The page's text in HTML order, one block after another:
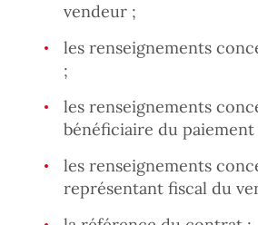
vendeur ;
les renseignements
;
les renseignements
bénéficiaire du paiement
les renseignements
représentant fiscal du